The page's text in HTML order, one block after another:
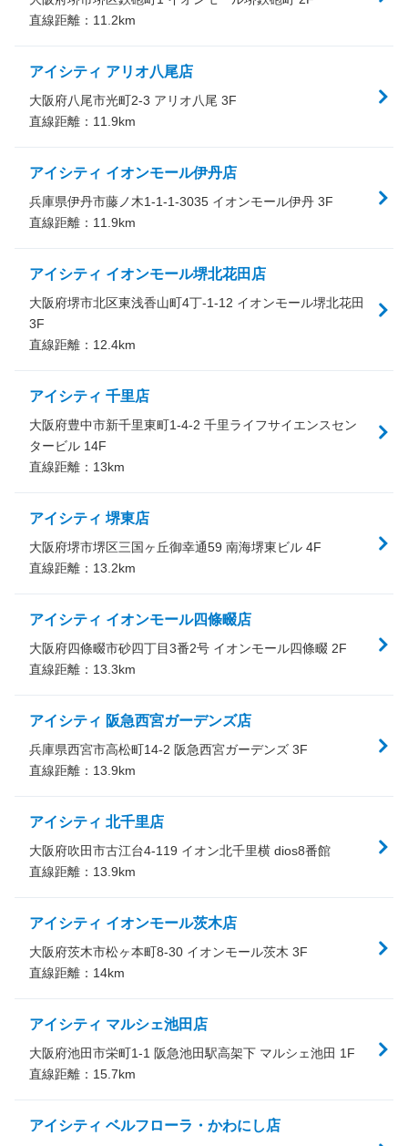
直線距離： 11.2km
アイシティ アリオ八尾店
大阪府八尾市光町2-3 アリオ八尾 3F
直線距離： 11.9km
アイシティ イオンモール伊丹店
兵庫県伊丹市藤ノ木1-1-1-3035 イオンモール伊丹 3F
直線距離： 11.9km
アイシティ イオンモール堺北花田店
大阪府堺市北区東浅香山町4丁-1-12 イオンモール堺北花田
3F
直線距離： 12.4km
アイシティ 千里店
大阪府豊中市新千里東町1-4-2 千里ライフサイエンスセン
タービル 14F
直線距離： 13km
アイシティ 堺東店
大阪府堺市堺区三国ヶ丘御幸通59 南海堺東ビル 4F
直線距離： 13.2km
アイシティ イオンモール四條畷店
大阪府四條畷市砂四丁目3番2号 イオンモール四條畷 2F
直線距離： 13.3km
アイシティ 阪急西宮ガーデンズ店
兵庫県西宮市高松町14-2 阪急西宮ガーデンズ 3F
直線距離： 13.9km
アイシティ 北千里店
大阪府吹田市古江台4-119 イオン北千里横 dios8番館
直線距離： 13.9km
アイシティ イオンモール茨木店
大阪府茨木市松ヶ本町8-30 イオンモール茨木 3F
直線距離： 14km
アイシティ マルシェ池田店
大阪府池田市栄町1-1 阪急池田駅高架下 マルシェ池田 1F
直線距離： 15.7km
アイシティ ベルフローラ・かわにし店